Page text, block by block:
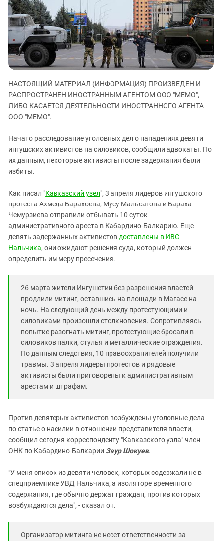
ЗАСТАВЛЯЕТ
КАВКАЗ ЗА ПАЛЕСТИНУ
ИНАКОМЫСЛИЕ В ЧЕЧНЕ
ПРЕСЛЕДОВАНИЕ АКТИВИСТОВ
МОБИЛИЗАЦИЯ И ПРОТЕСТЫ
Дагестан
Ингушетия
Кабардино-Балкария
Калмыкия
Карачаево-Черкесия
Краснодарский край
Российская Федерация
Северная Осетия - Алания
СКФО
Чечня
Южная Осетия
Южный Кавказ
ЮФО
НАСТОЯЩИЙ МАТЕРИАЛ (ИНФОРМАЦИЯ) ПРОИЗВЕДЕН И
РАСПРОСТРАНЕН ИНОСТРАННЫМ АГЕНТОМ ООО "МЕМО",
ЛИБО КАСАЕТСЯ ДЕЯТЕЛЬНОСТИ ИНОСТРАННОГО АГЕНТА
ООО "МЕМО".
Начато расследование уголовных дел о нападениях девяти
ингушских активистов на силовиков, сообщили адвокаты. По
их данным, некоторые активисты после задержания были
избиты.
Как писал "Кавказский узел", 3 апреля лидеров ингушского
протеста Ахмеда Барахоева, Мусу Мальсагова и Бараха
Чемурзиева отправили отбывать 10 суток
административного ареста в Кабардино-Балкарию. Еще
девять задержанных активистовдоставлены в ИВС
Нальчика, они ожидают решения суда, который должен
определить им меру пресечения.
26 марта жители Ингушетии без разрешения властей
продлили митинг, оставшись на площади в Магасе на
ночь. На следующий день между протестующими и
силовиками произошли столкновения. Сопротивляясь
попытке разогнать митинг, протестующие бросали в
силовиков палки, стулья и металлические ограждения.
По данным следствия, 10 правоохранителей получили
травмы. 3 апреля лидеры протестов и рядовые
активисты были приговорены к административным
арестам и штрафам.
Против девятерых активистов возбуждены уголовные дела
по статье о насилии в отношении представителя власти,
сообщил сегодня корреспонденту "Кавказского узла" член
ОНК по Кабардино-Балкарии Заур Шокуев.
"У меня список из девяти человек, которых содержали не в
спецприемнике УВД Нальчика, а изоляторе временного
содержания, где обычно держат граждан, против которых
возбуждаются дела", - сказал он.
Организатор митинга не несет ответственности за